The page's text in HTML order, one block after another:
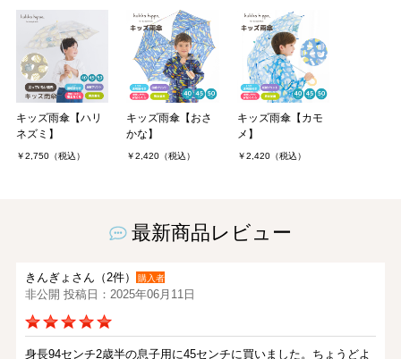
キッズ雨傘【ハリ
ネズミ】
￥2,750（税込）
キッズ雨傘【おさ
かな】
￥2,420（税込）
キッズ雨傘【カモ
メ】
￥2,420（税込）
最新商品レビュー
きんぎょさん（2件） 購入者
非公開 投稿日：2025年06月11日
身長94センチ2歳半の息子用に45センチに買いました。ちょうどよ